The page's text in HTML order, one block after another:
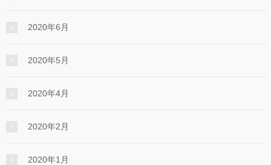
2020年6月
2020年5月
2020年4月
2020年2月
2020年1月